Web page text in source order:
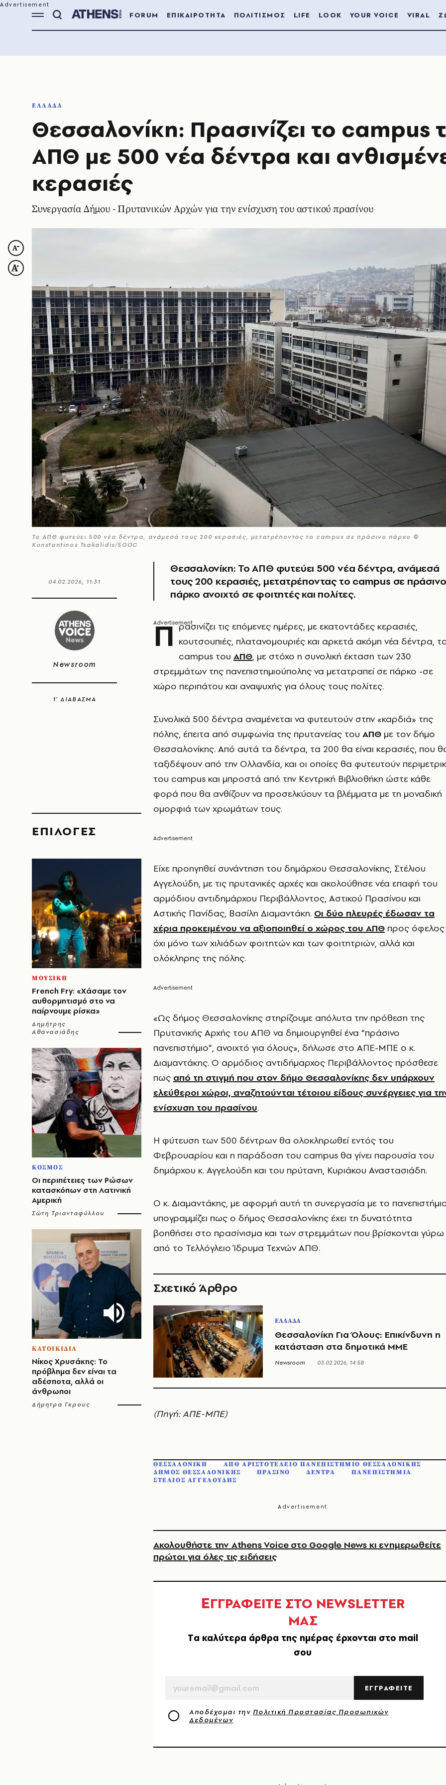
FORUM ΕΠΙΚΑΙΡΟΤΗΤΑ ΠΟΛΙΤΙΣΜΟΣ LIFE LOOK YOUR VOICE VIRAL
ΕΛΛΑΔΑ
Θεσσαλονίκη: Πρασινίζει το campus
ΑΠΘ με 500 νέα δέντρα και
κερασιές
Συνεργασία Δήμου - Πρυτανικών Αρχών για την ενίσχυση του αστικού πρασίνου
Το ΑΠΘ φυτεύει 500 νέα δέντρα, ανάμεσά τους 200 κερασιές, μετατρέποντας το campus σε πράσινο πάρκο ©
Konstantinos Tsakalidis/SOOC
04.02.2026, 11:31
Newsroom
1’ ΔΙΑΒΑΣΜΑ
EΠΙΛΟΓΈΣ
ΜΟΥΣΙΚΗ
French Fry: «Χάσαμε τον
αυθορμητισμό στο να
παίρνουμε ρίσκα»
Δημήτρης
Αθανασιάδης
ΚΟΣΜΟΣ
Οι περιπέτειες των Ρώσων
κατασκόπων στη Λατινική
Αμερική
Σώτη Τριανταφύλλου
ΚΑΤΟΙΚΙΔΙΑ
Νίκος Χρυσάκης: Το
πρόβλημα δεν είναι τα
αδέσποτα, αλλά οι
άνθρωποι
Δήμητρα Γκρους
Θεσσαλονίκη: Το ΑΠΘ φυτεύει 500 νέα δέντρα, ανάμεσά
τους 200 κερασιές, μετατρέποντας το campus σε πράσινο
πάρκο ανοιχτό σε φοιτητές και πολίτες.
Π ρασινίζει τις επόμενες ημέρες, με εκατοντάδες κερασιές,
κουτσουπιές, πλατανομουριές και αρκετά ακόμη νέα δέντρα,
campus του ΑΠΘ, με στόχο η συνολική έκταση των 230
στρεμμάτων της πανεπιστημιούπολης να μετατραπεί σε πάρκο -σε
χώρο περιπάτου και αναψυχής για όλους τους πολίτες.
Συνολικά 500 δέντρα αναμένεται να φυτευτούν στην «καρδιά» της
πόλης, έπειτα από συμφωνία της πρυτανείας του ΑΠΘ με τον δήμο
Θεσσαλονίκης. Από αυτά τα δέντρα, τα 200 θα είναι κερασιές, που
ταξιδέψουν από την Ολλανδία, και οι οποίες θα φυτευτούν
του campus και μπροστά από την Κεντρική Βιβλιοθήκη ώστε κάθε
φορά που θα ανθίζουν να προσελκύουν τα βλέμματα με τη μοναδική
ομορφιά των χρωμάτων τους.
Είχε προηγηθεί συνάντηση του δημάρχου Θεσσαλονίκης, Στέλιου
Αγγελούδη, με τις πρυτανικές αρχές και ακολούθησε νέα επαφή του
αρμόδιου αντιδημάρχου Περιβάλλοντος, Αστικού Πρασίνου και
Αστικής Πανίδας, Βασίλη Διαμαντάκη. Οι δύο πλευρές έδωσαν τα
χέρια προκειμένου να αξιοποιηθεί ο χώρος του ΑΠΘ προς όφελος
όχι μόνο των χιλιάδων φοιτητών και των φοιτητριών, αλλά και
ολόκληρης της πόλης.
«Ως δήμος Θεσσαλονίκης στηρίζουμε απόλυτα την πρόθεση της
Πρυτανικής Αρχής του ΑΠΘ να δημιουργηθεί ένα “πράσινο
πανεπιστήμιο”, ανοιχτό για όλους», δήλωσε στο ΑΠΕ-ΜΠΕ ο κ.
Διαμαντάκης. Ο αρμόδιος αντιδήμαρχος Περιβάλλοντος πρόσθεσε
πως από τη στιγμή που στον δήμο Θεσσαλονίκης δεν υπάρχουν
ελεύθεροι χώροι, αναζητούνται τέτοιου είδους συνέργειες για
ενίσχυση του πρασίνου.
Η φύτευση των 500 δέντρων θα ολοκληρωθεί εντός του
Φεβρουαρίου και η παράδοση του campus θα γίνει παρουσία του
δημάρχου κ. Αγγελούδη και του πρύτανη, Κυριάκου Αναστασιάδη.
Ο κ. Διαμαντάκης, με αφορμή αυτή τη συνεργασία με το
υπογραμμίζει πως ο δήμος Θεσσαλονίκης έχει τη δυνατότητα
βοηθήσει στο πρασίνισμα και των στρεμμάτων που βρίσκονται γύρω
από το Τελλόγλειο Ίδρυμα Τεχνών ΑΠΘ.
Σχετικό Άρθρο
ΕΛΛΑΔΑ
Θεσσαλονίκη Για Όλους: Επικίνδυνη η
κατάσταση στα δημοτικά MME
Newsroom 03.02.2026, 14:58
(Πηγή: ΑΠΕ-ΜΠΕ)
ΘΕΣΣΑΛΟΝΙΚΗ
ΑΠΘ ΑΡΙΣΤΟΤΕΛΕΙΟ ΠΑΝΕΠΙΣΤΗΜΙΟ ΘΕΣΣΑΛΟΝΙΚΗΣ
ΔΗΜΟΣ ΘΕΣΣΑΛΟΝΙΚΗΣ
ΠΡΑΣΙΝΟ ΔΕΝΤΡΑ
ΠΑΝΕΠΙΣΤΗΜΙΑ
ΣΤΕΛΙΟΣ ΑΓΓΕΛΟΥΔΗΣ
Ακολουθήστε την Athens Voice στο Google News κι ενημερωθείτε
πρώτοι για όλες τις ειδήσεις
ΕΓΓΡΑΦΕΙΤΕ ΣΤΟ NEWSLETTER
ΜΑΣ
Tα καλύτερα άρθρα της ημέρας έρχονται στο mail
σου
ΕΓΓΡΑΦΕΙΤΕ
Αποδέχομαι την Πολιτική Προστασίας Προσωπικών
Δεδομένων